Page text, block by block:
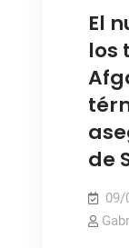
El
los
de
09/